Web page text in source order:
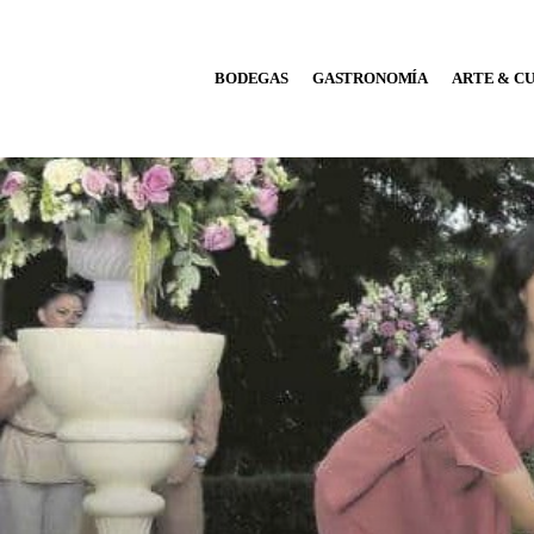
BODEGAS GASTRONOMÍA ARTE &
MÚSICA
DÓNDE IR
TENDENCIAS
ARQ & DISEÑO
AGENDA